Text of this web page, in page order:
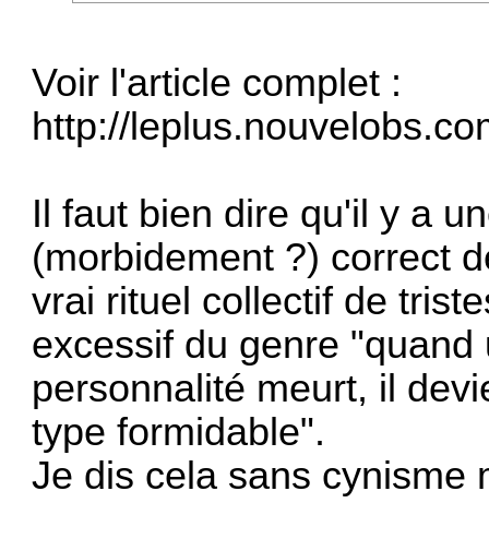
Voir l'article complet :
http://
Il faut bien dire qu'il y a
(morbidement ?) correct
vrai rituel collectif de
excessif du genre
personnalité meurt, il
type formidable".
Je dis cela sans cynisme